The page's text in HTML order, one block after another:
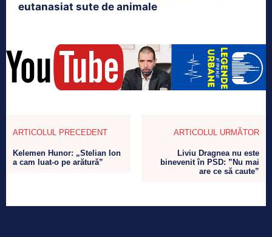
eutanasiat sute de animale
ARTICOLUL PRECEDENT
Kelemen Hunor: „Stelian Ion
a cam luat-o pe arătură”
ARTICOLUL URMĂTOR
Liviu Dragnea nu este
binevenit în PSD: ”Nu mai
are ce să caute”